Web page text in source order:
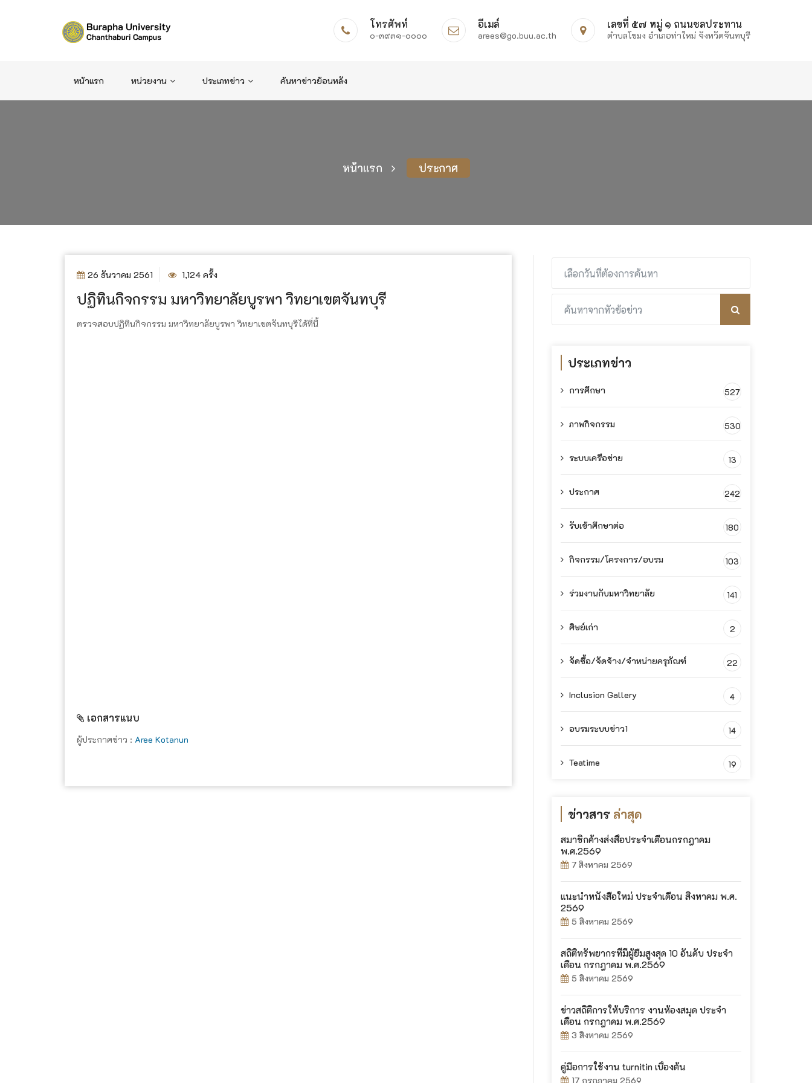
โทรศัพท์
๐-๓๙๓๑-๐๐๐๐
อีเมล์
arees@go.buu.ac.th
เลขที่ ๕๗ หมู่ ๑ ถนนชลประทาน
ตำบลโขมง อำเภอท่าใหม่ จังหวัดจันทบุรี
หน้าแรก หน่วยงาน ประเภทข่าว ค้นหาข่าวย้อนหลัง
หน้าแรก ประกาศ
26 ธันวาคม 2561 1,124 ครั้ง
ปฏิทินกิจกรรม มหาวิทยาลัยบูรพา วิทยาเขตจันทบุรี
ตรวจสอบปฏิทินกิจกรรม มหาวิทยาลัยบูรพา วิทยาเขตจันทบุรีได้ที่นี้
เอกสารแนบ
ผู้ประกาศข่าว : Aree Kotanun
ประเภทข่าว
การศึกษา 527
ภาพกิจกรรม 530
ระบบเครือข่าย 13
ประกาศ 242
รับเข้าศึกษาต่อ 180
กิจกรรม/โครงการ/อบรม 103
ร่วมงานกับมหาวิทยาลัย 141
ศิษย์เก่า 2
จัดซื้อ/จัดจ้าง/จำหน่ายครุภัณฑ์ 22
Inclusion Gallery 4
อบรมระบบข่าว1 14
Teatime 19
ข่าวสาร ล่าสุด
สมาชิกค้างส่งสื่อประจำเดือนกรกฎาคม
พ.ศ.2569
7 สิงหาคม 2569
แนะนำหนังสือใหม่ ประจำเดือน สิงหาคม พ.ศ.
2569
5 สิงหาคม 2569
สถิติทรัพยากรที่มีผู้ยืมสูงสุด 10 อันดับ ประจำ
เดือน กรกฎาคม พ.ศ.2569
5 สิงหาคม 2569
ข่าวสถิติการให้บริการ งานห้องสมุด ประจำ
เดือน กรกฎาคม พ.ศ.2569
3 สิงหาคม 2569
คู่มือการใช้งาน turnitin เบื้องต้น
17 กรกฎาคม 2569